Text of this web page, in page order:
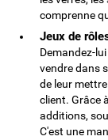
comprenne
Jeux de
Demandez-
vendre dans
de leur
client. Grâce
additions,
C'est une